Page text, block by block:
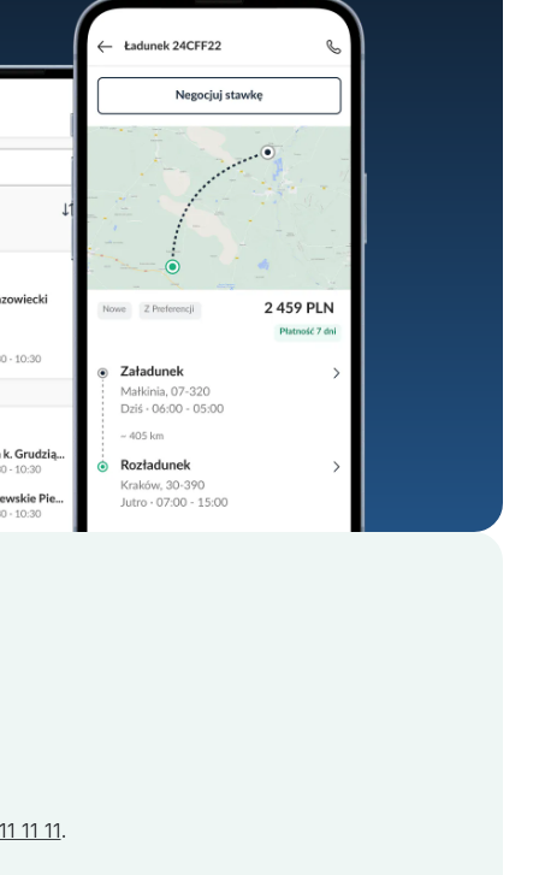
11 11.